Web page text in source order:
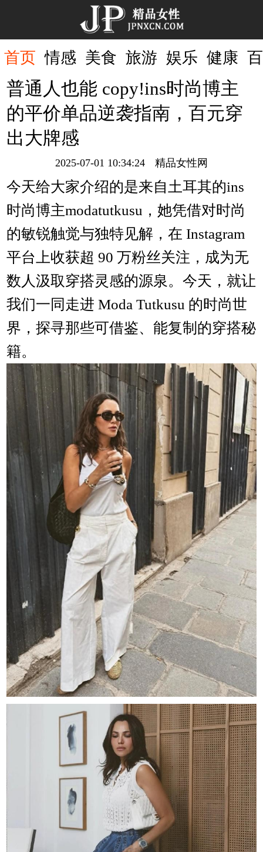
首页 情感 美食 旅游 娱乐 健康
首页
普通人也能 copy!ins时尚博主
的平价单品逆袭指南，百元穿
出大牌感
2025-07-01 10:34:24 精品女性网
今天给大家介绍的是来自土耳其的ins
时尚博主modatutkusu，她凭借对时尚
的敏锐触觉与独特见解，在 Instagram
平台上收获超 90 万粉丝关注，成为无
数人汲取穿搭灵感的源泉。今天，就让
我们一同走进 Moda Tutkusu 的时尚世
界，探寻那些可借鉴、能复制的穿搭秘
籍。